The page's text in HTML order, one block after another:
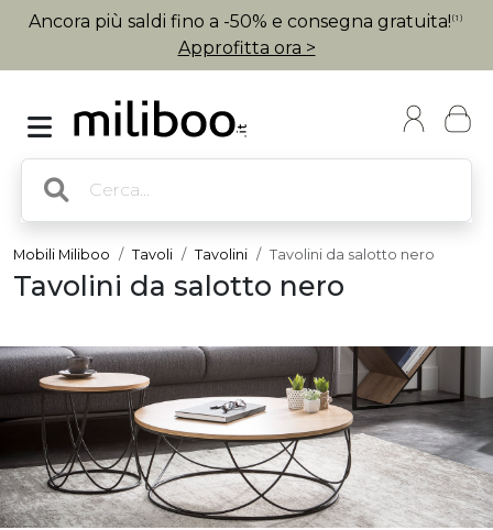
Ancora più saldi fino a -50% e consegna gratuita! (1)
Approfitta ora >
Mobili Miliboo Tavoli Tavolini Tavolini da salotto nero
Tavolini da salotto nero